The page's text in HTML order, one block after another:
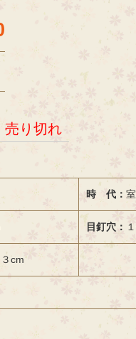
売り切れ
時 代：
目釘穴：
cm